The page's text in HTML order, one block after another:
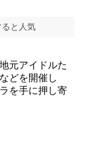
と人気
元アイドルた
どを開催し
を手に押し寄